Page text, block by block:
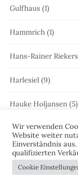
Gulfhaus (1)
Hammrich (1)
Hans-Rainer Riekers
Harlesiel (9)
Hauke Holjansen (5)
Hedda Böttcher (23)
Henriette Honig(12)
Heringstage(1)
Wir verwenden
Website weiter
Einverständnis
qualifizierten
Cookie